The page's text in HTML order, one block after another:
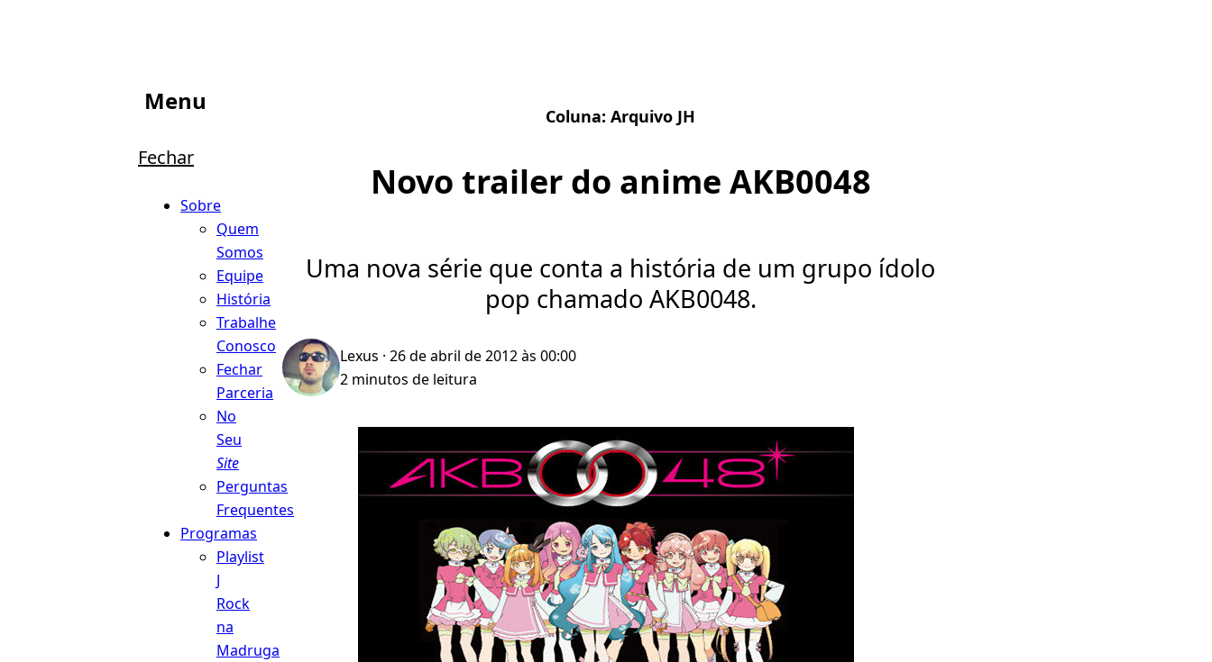
Menu
Fechar
Sobre
Quem
Somos
Equipe
História
Trabalhe
Conosco
Fechar
Parceria
No
Seu
Site
Perguntas
Frequentes
Programas
Playlist
J
Rock
na
Madruga
Coluna: Arquivo JH
Novo trailer do anime AKB0048
Uma nova série que conta a história de um grupo ídolo
pop chamado AKB0048.
Lexus · 26 de abril de 2012 às 00:00
2 minutos de leitura